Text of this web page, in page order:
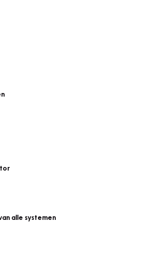
alle systemen